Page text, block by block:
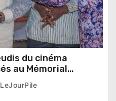
du cinéma
au Mémorial